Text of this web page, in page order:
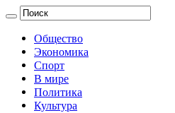
Общество
Экономика
Спорт
В мире
Политика
Культура